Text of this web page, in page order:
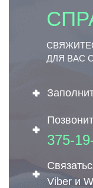
ДЛЯ ВАС
375-
Viber и